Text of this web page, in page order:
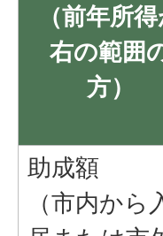
（前年所
右の範囲
方）
助成額
（市内から